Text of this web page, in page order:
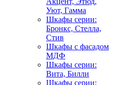
Уют, Гамма
Шкафы серии:
Бронкс, Стелла,
Стив
Шкафы с фасадом
МДФ
Шкафы серии:
Вита, Билли
Шкафы серии: